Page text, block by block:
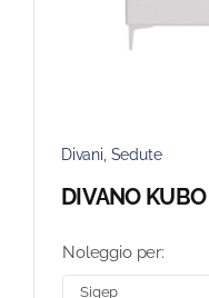
Divani, Sedute
DIVANO KUBO
Noleggio per: